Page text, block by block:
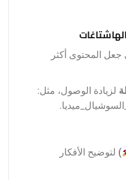
جعل المحتوى أكثر
لزيادة الوصول، مثل:
) لتوضيح الأفكار